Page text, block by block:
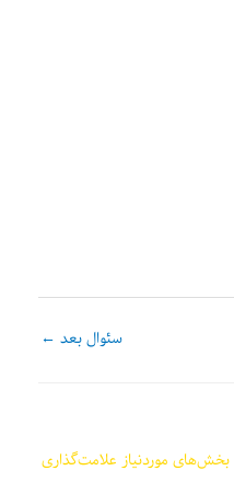
سئوال بعد ←
بخش‌های موردنیاز علامت‌گذاری